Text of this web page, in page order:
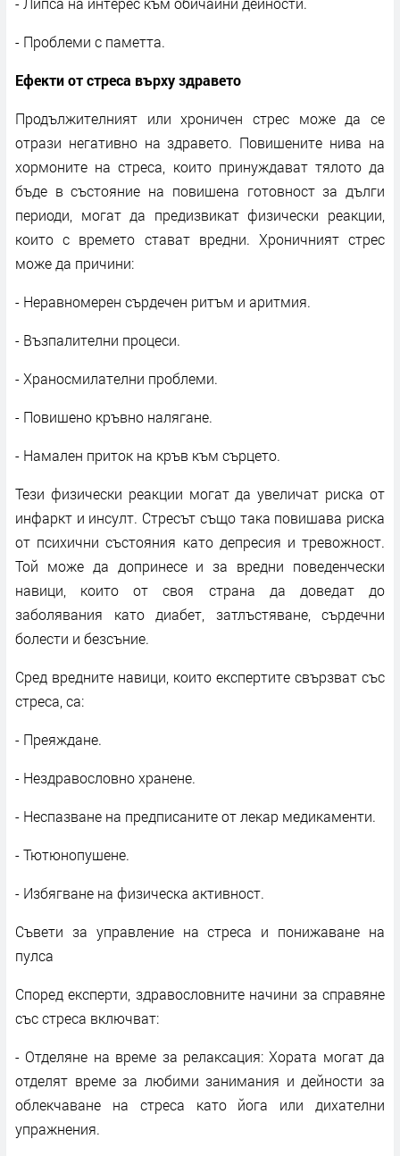
- Проблеми с паметта.
Ефекти от стреса върху здравето
Продължителният или хроничен стрес може да се
отрази негативно на здравето. Повишените нива на
хормоните на стреса, които принуждават тялото да
бъде в състояние на повишена готовност за дълги
периоди, могат да предизвикат физически реакции,
които с времето стават вредни. Хроничният стрес
може да причини:
- Неравномерен сърдечен ритъм и аритмия.
- Възпалителни процеси.
- Храносмилателни проблеми.
- Повишено кръвно налягане.
- Намален приток на кръв към сърцето.
Тези физически реакции могат да увеличат риска от
инфаркт и инсулт. Стресът също така повишава риска
от психични състояния като депресия и тревожност.
Той може да допринесе и за вредни поведенчески
навици, които от своя страна да доведат до
заболявания като диабет, затлъстяване, сърдечни
болести и безсъние.
Сред вредните навици, които експертите свързват със
стреса, са:
- Преяждане.
- Нездравословно хранене.
- Неспазване на предписаните от лекар медикаменти.
- Тютюнопушене.
- Избягване на физическа активност.
Съвети за управление на стреса и понижаване на
пулса
Според експерти, здравословните начини за справяне
със стреса включват:
- Отделяне на време за релаксация: Хората могат да
отделят време за любими занимания и дейности за
облекчаване на стреса като йога или дихателни
упражнения.